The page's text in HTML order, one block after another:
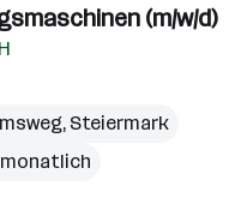
(m/w/d)
, Steiermark
monatlich